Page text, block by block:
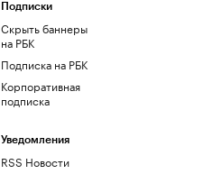
Подписки
Скрыть баннеры
на РБК
Подписка на РБК
Корпоративная
подписка
Уведомления
RSS Новости